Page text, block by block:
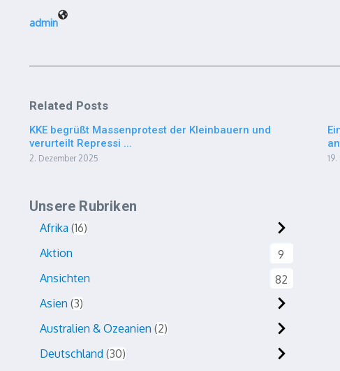
admin
Related Posts
KKE begrüßt Massenprotest der Kleinbauern und
verurteilt Repressi ...
2. Dezember 2025
Unsere Rubriken
Afrika 16
Aktion
9
Ansichten
82
Asien 3
Australien & Ozeanien 2
Deutschland 30